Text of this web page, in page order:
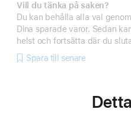
Vill du tänka på saken?
Du kan behålla alla val
Dina sparade varor. Sedan
helst och fortsätta där du
Spara till senare